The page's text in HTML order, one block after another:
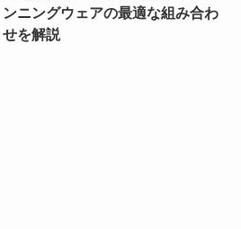
ンニングウェアの最適な組み合わ
せを解説